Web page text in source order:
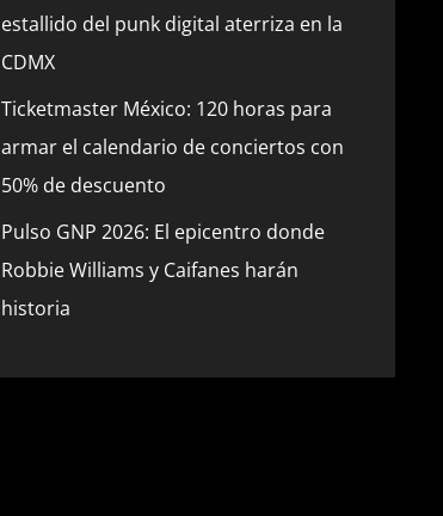
estallido del punk digital aterriza en la
CDMX
Ticketmaster México: 120 horas para
armar el calendario de conciertos con
50% de descuento
Pulso GNP 2026: El epicentro donde
Robbie Williams y Caifanes harán
historia